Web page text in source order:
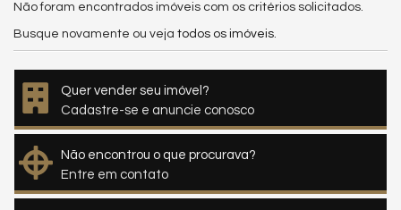
Não foram encontrados imóveis com os critérios solicitados.
Busque novamente ou veja todos os imóveis.
Quer vender seu imóvel?
Cadastre-se e anuncie conosco
Não encontrou o que procurava?
Entre em contato